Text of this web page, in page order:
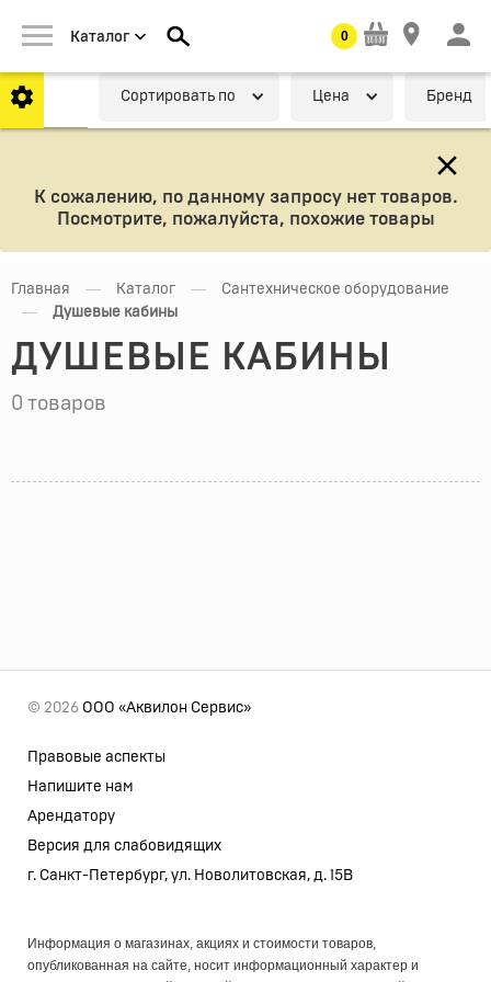
Каталог 0
Cортировать по Цена Бренд
К сожалению, по данному запросу нет товаров.
Посмотрите, пожалуйста, похожие товары
Главная — Каталог — Сантехническое оборудование
— Душевые кабины
ДУШЕВЫЕ КАБИНЫ
0 товаров
© 2026 ООО «Аквилон Сервис»
Правовые аспекты
Напишите нам
Арендатору
Версия для слабовидящих
г. Санкт-Петербург, ул. Новолитовская, д. 15В
Информация о магазинах, акциях и стоимости товаров,
опубликованная на сайте, носит информационный характер и